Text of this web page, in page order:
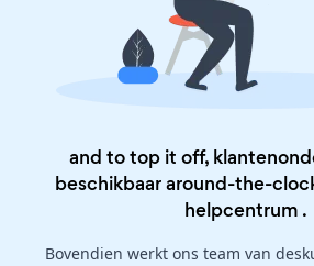
and to top it off,
beschikbaar around-the-
helpcentrum .
Bovendien werkt ons team van